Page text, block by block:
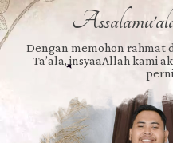
Dengan memohon rahmat
Ta’ala, insyaaAllah kami